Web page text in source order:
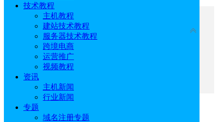
技术教程
主机教程
建站技术教程
服务器技术教程
跨境电商
运营推广
视频教程
资讯
主机新闻
行业新闻
专题
域名注册专题
文章目录
一、Hostinger Magento主机
二、BlueHost Magento主机
三、Cloudways Magento主机
四、InMotionHosting Magento主机
一、Hostinger Magento主机